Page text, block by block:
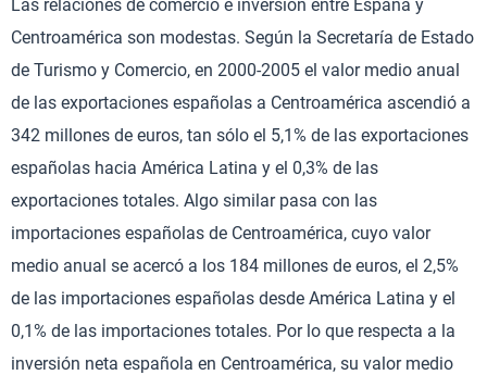
Las relaciones de comercio e inversión entre España y
Centroamérica son modestas. Según la Secretaría de Estado
de Turismo y Comercio, en 2000-2005 el valor medio anual
de las exportaciones españolas a Centroamérica ascendió a
342 millones de euros, tan sólo el 5,1% de las exportaciones
españolas hacia América Latina y el 0,3% de las
exportaciones totales. Algo similar pasa con las
importaciones españolas de Centroamérica, cuyo valor
medio anual se acercó a los 184 millones de euros, el 2,5%
de las importaciones españolas desde América Latina y el
0,1% de las importaciones totales. Por lo que respecta a la
inversión neta española en Centroamérica, su valor medio